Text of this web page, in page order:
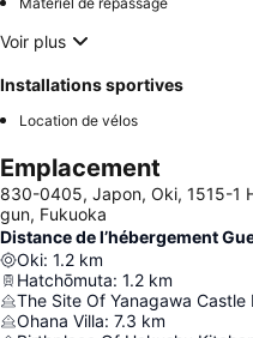
Voir plus
Installations sportives
Location de vélos
Emplacement
830-0405, Japon, Oki, 1515-1
gun, Fukuoka
Distance de l’hébergement
Oki: 1.2 km
Hatchōmuta: 1.2 km
The Site Of Yanagawa Castle
Ohana Villa: 7.3 km